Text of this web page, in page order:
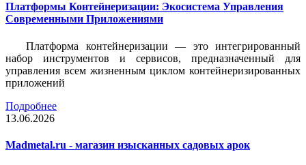
Платформы Контейнеризации: Экосистема Управления
Современными Приложениями
Платформа контейнеризации — это интегрированный
набор инструментов и сервисов, предназначенный для
управления всем жизненным циклом контейнеризированных
приложений
Подробнее
13.06.2026
Madmetal.ru - магазин изысканных садовых арок